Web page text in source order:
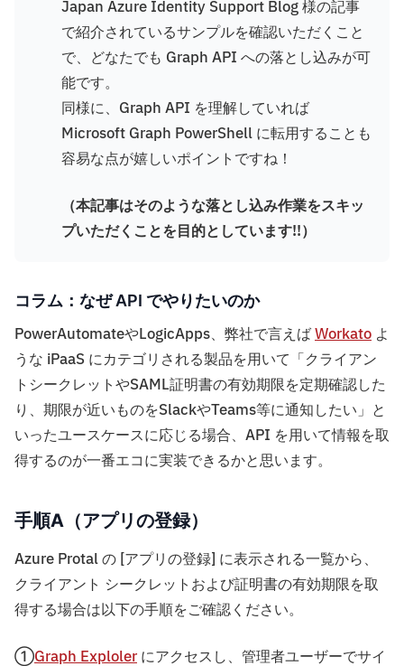
Japan Azure Identity Support Blog 様の記事
で紹介されているサンプルを確認いただくこと
で、どなたでも Graph API への落とし込みが可
能です。
同様に、Graph API を理解していれば
Microsoft Graph PowerShell に転用することも
容易な点が嬉しいポイントですね！
（本記事はそのような落とし込み作業をスキッ
プいただくことを目的としています!!）
コラム：なぜ API でやりたいのか
PowerAutomateやLogicApps、弊社で言えばWorkato よ
うな iPaaS にカテゴリされる製品を用いて「クライアン
トシークレットやSAML証明書の有効期限を定期確認した
り、期限が近いものをSlackやTeams等に通知したい」と
いったユースケースに応じる場合、API を用いて情報を取
得するのが一番エコに実装できるかと思います。
手順A（アプリの登録）
Azure Protal の [アプリの登録] に表示される一覧から、
クライアント シークレットおよび証明書の有効期限を取
得する場合は以下の手順をご確認ください。
①Graph Exploler にアクセスし、管理者ユーザーでサイ